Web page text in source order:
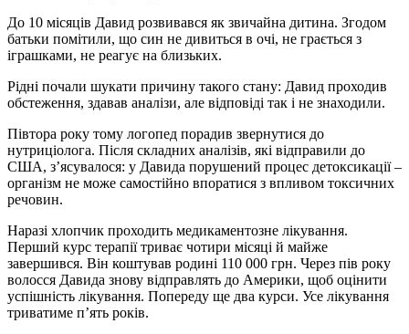
До 10 місяців Давид розвивався як звичайна дитина. Згодом
батьки помітили, що син не дивиться в очі, не грається з
іграшками, не реагує на близьких.
Рідні почали шукати причину такого стану: Давид проходив
обстеження, здавав аналізи, але відповіді так і не знаходили.
Півтора року тому логопед порадив звернутися до
нутриціолога. Після складних аналізів, які відправили до
США, з’ясувалося: у Давида порушений процес детоксикації –
організм не може самостійно впоратися з впливом токсичних
речовин.
Наразі хлопчик проходить медикаментозне лікування.
Перший курс терапії триває чотири місяці й майже
завершився. Він коштував родині 110 000 грн. Через пів року
волосся Давида знову відправлять до Америки, щоб оцінити
успішність лікування. Попереду ще два курси. Усе лікування
триватиме п’ять років.